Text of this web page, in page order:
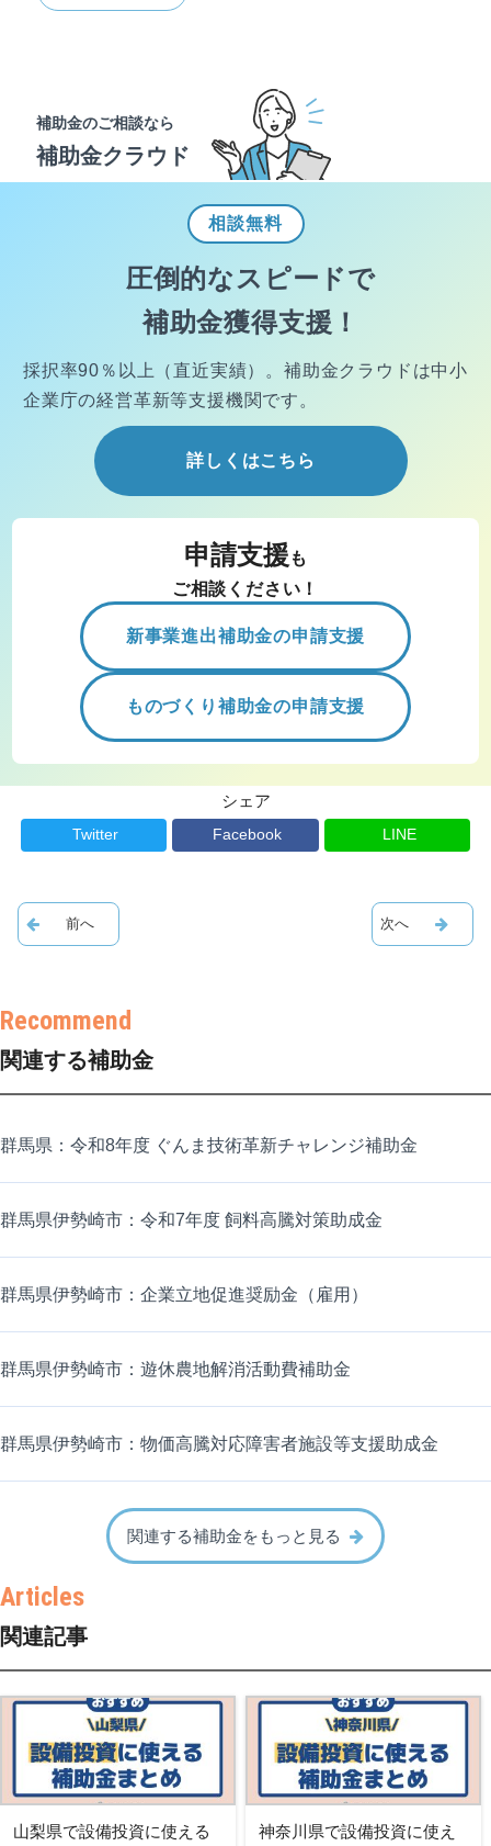
補助金のご相談なら
補助金クラウド
相談無料
圧倒的なスピードで
補助金獲得支援！
採択率90％以上（直近実績）。 補助金クラウドは中小
企業庁の経営革新等支援機関です。
詳しくはこちら
申請支援 も
ご相談ください！
新事業進出補助金の申請支援
ものづくり補助金の申請支援
シェア
Twitter Facebook LINE
関連する補助金
群馬県：令和8年度 ぐんま技術革新チャレンジ補助金
群馬県伊勢崎市：令和7年度 飼料高騰対策助成金
群馬県伊勢崎市：企業立地促進奨励金（雇用）
群馬県伊勢崎市：遊休農地解消活動費補助金
群馬県伊勢崎市：物価高騰対応障害者施設等支援助成金
関連する補助金をもっと見る
関連記事
山梨県で設備投資に使える
神奈川県で設備投資に使え